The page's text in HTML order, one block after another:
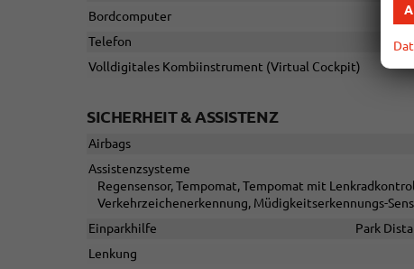
Bordcomputer
Telefon
Volldigitales Kombiinstrument (Virtual Cockpit)
SICHERHEIT & ASSISTENZ
Airbags
Assistenzsysteme
Regensensor, Tempomat, Tempomat mit
Verkehrzeichenerkennung, Müdigkeitserkennungs-
Einparkhilfe
Park
Lenkung